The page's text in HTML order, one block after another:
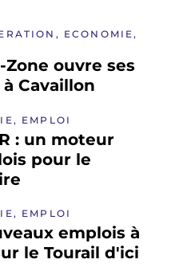
ECONOMIE,
Zone ouvre ses
Cavaillon
EMPLOI
: un moteur
pour le
EMPLOI
emplois à
le Tourail d'ici